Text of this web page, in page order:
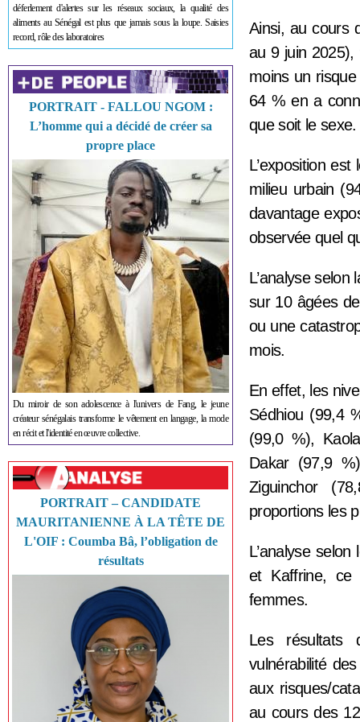
déferlement d'alertes sur les réseaux sociaux, la qualité des
aliments au Sénégal est plus que jamais sous la loupe. Saisies
record, rôle des laboratoires
PORTRAIT - FALLOU NGOM :
L’homme qui a décidé de créer sa
propre place
Du miroir de son adolescence à l'univers de Fang, le jeune
créateur sénégalais transforme le vêtement en langage, la mode
en récit et l'identité en œuvre collective.
PORTRAIT – CANDIDATE
MAURITANIENNE À LA TÊTE DE
L'OIF : Coumba Bâ, l’obligation de
résultats
Ainsi, au cours
au 9 juin
moins un
64 % en a
que soit le sexe.
L’exposition
milieu urbain
davantage
observée quel
L’analyse
sur 10 âgées
ou une
mois.
En effet, les
Sédhiou (99,4
(99,0 %),
Dakar (97,9
Ziguinchor
proportions les
L’analyse
et Kaffrine, ce
femmes.
Les résultats
vulnérabilité
aux risques/
au cours des